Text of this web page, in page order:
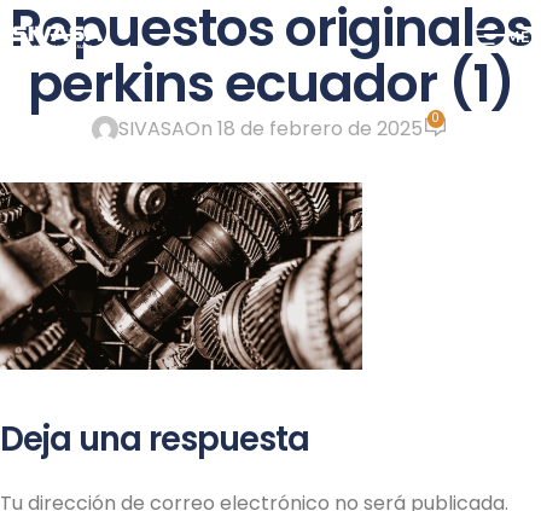
Repuestos originales
perkins ecuador (1)
SIVASAOn 18 de febrero de 2025 0
Deja una respuesta
Tu dirección de correo electrónico no será publicada.